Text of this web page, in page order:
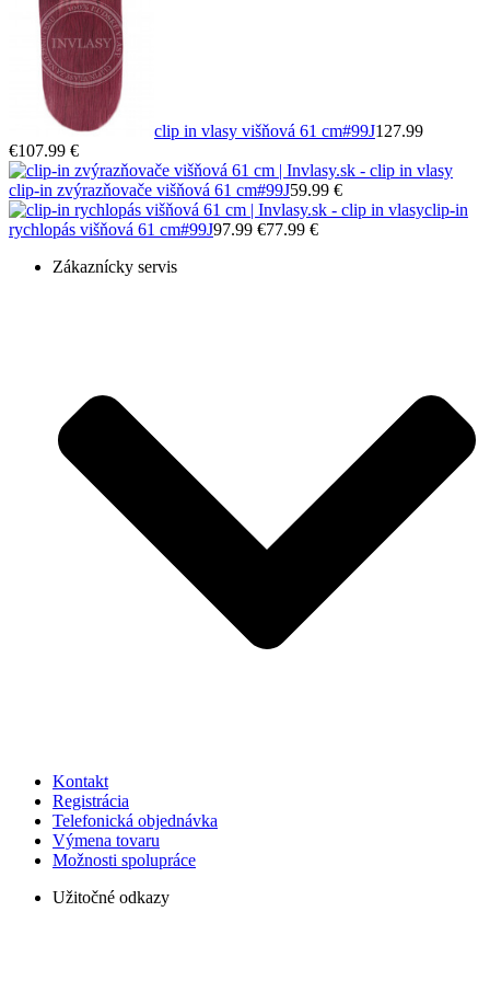
clip in vlasy višňová 61 cm#99J127.99
€107.99 €
clip-in zvýrazňovače višňová 61 cm#99J59.99 €
clip-in
rychlopás višňová 61 cm#99J97.99 €77.99 €
Zákaznícky servis
Kontakt
Registrácia
Telefonická objednávka
Výmena tovaru
Možnosti spolupráce
Užitočné odkazy